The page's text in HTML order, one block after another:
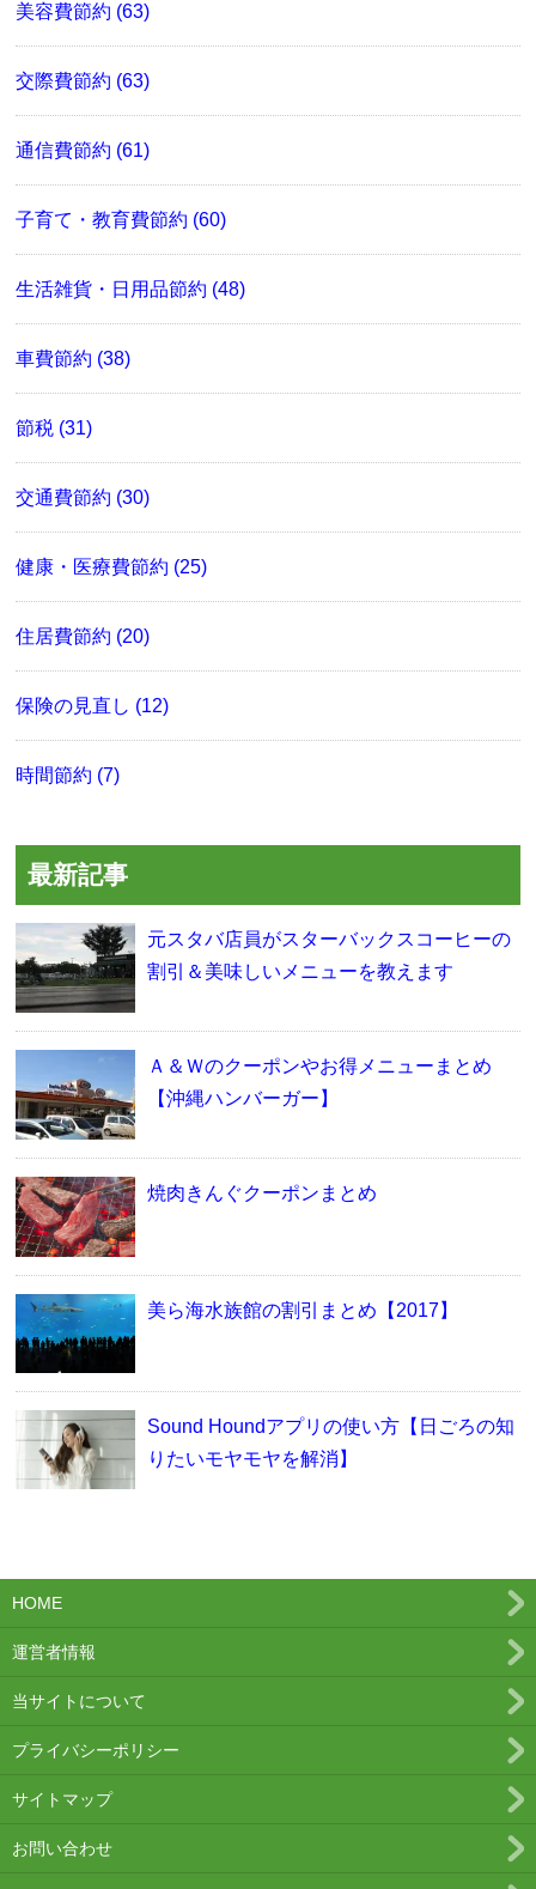
美容費節約 (63)
交際費節約 (63)
通信費節約 (61)
子育て・教育費節約 (60)
生活雑貨・日用品節約 (48)
車費節約 (38)
節税 (31)
交通費節約 (30)
健康・医療費節約 (25)
住居費節約 (20)
保険の見直し (12)
時間節約 (7)
最新記事
元スタバ店員がスターバックスコーヒーの
割引＆美味しいメニューを教えます
Ａ＆Ｗのクーポンやお得メニューまとめ
【沖縄ハンバーガー】
焼肉きんぐクーポンまとめ
美ら海水族館の割引まとめ【2017】
Sound Houndアプリの使い方【日ごろの知
りたいモヤモヤを解消】
HOME
運営者情報
当サイトについて
プライバシーポリシー
サイトマップ
お問い合わせ